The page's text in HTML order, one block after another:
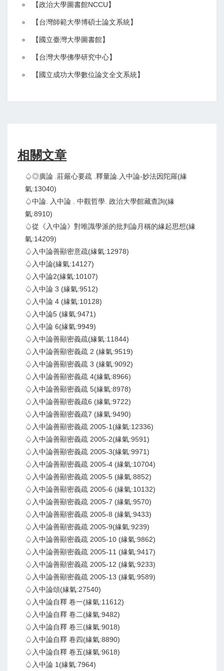
【政治大學圖書館NCCU】
【台灣師範大學博碩士論文系統】
【 國立臺灣大學圖書館】
【台灣大學佛學研究中心】
【 國立成功大學數位論文全文系統】
相關文章
♤◎廣論 .莊嚴心要疏 .釋量論.入中論-妙法因陀羅(緣
氣:13040)
♤中論. 入中論 . 中觀哲學. 政治大學館藏查詢(緣
氣:8910)
♤從《入中論》對唯識學派的批判論月稱的緣起思想(緣
氣:14209)
♤入中論善顯密意疏(緣氣:12978)
♤入中論(緣氣:14127)
♤入中論2(緣氣:10107)
♤入中論 3 (緣氣:9512)
♤入中論 4 (緣氣:10128)
♤入中論5 (緣氣:9471)
♤入中論 6(緣氣:9949)
♤入中論善顯密義疏(緣氣:11844)
♤入中論善顯密義疏 2 (緣氣:9519)
♤入中論善顯密義疏 3 (緣氣:9092)
♤入中論善顯密義疏 4(緣氣:8966)
♤入中論善顯密義疏 5(緣氣:8978)
♤入中論善顯密義疏6 (緣氣:9722)
♤入中論善顯密義疏7 (緣氣:9490)
♤入中論善顯密義疏 2005-1(緣氣:12336)
♤入中論善顯密義疏 2005-2(緣氣:9591)
♤入中論善顯密義疏 2005-3(緣氣:9971)
♤入中論善顯密義疏 2005-4 (緣氣:10704)
♤入中論善顯密義疏 2005-5 (緣氣:8852)
♤入中論善顯密義疏 2005-6 (緣氣:10132)
♤入中論善顯密義疏 2005-7 (緣氣:9570)
♤入中論善顯密義疏 2005-8 (緣氣:9433)
♤入中論善顯密義疏 2005-9(緣氣:9239)
♤入中論善顯密義疏 2005-10 (緣氣:9862)
♤入中論善顯密義疏 2005-11 (緣氣:9417)
♤入中論善顯密義疏 2005-12 (緣氣:9233)
♤入中論善顯密義疏 2005-13 (緣氣:9589)
♤入中論頌(緣氣:27540)
♤入中論自釋 卷一(緣氣:11612)
♤入中論自釋 卷二(緣氣:9482)
♤入中論自釋 卷三(緣氣:9018)
♤入中論自釋 卷四(緣氣:8890)
♤入中論自釋 卷五(緣氣:9618)
♤入中論 1(緣氣:7964)